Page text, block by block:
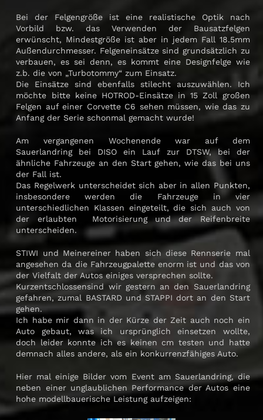
Bei der Felgengröße ist eine realistische Optik nach
Vorbild bzw. das Verwenden der Bausatzfelgen
erwünscht, Mindestgröße ist aber in jedem Fall 18.5mm
Außendurchmesser. Felgeneinsätze sind grundsätzlich zu
verbauen, es sei denn, es kommt eine Designfelge wie
z.b. die von „Turbotommy“ zum Einsatz.
Die Einsätze sind ebenfalls stilecht auszuwählen. Ich
möchte bitte keine HOTROD-Einsätze in 15 Zoll großen
Felgen auf einer Corvette C6 sehen müssen, wie das zu
Anfang der Serie schonmal gemacht wurde!
Am vergangenen Wochenende war auf dem
Sauerlandring bei DISO ein Lauf zur DTSW, bei der
ähnliche Fahrzeuge an den Start gehen, wie das bei uns
der Fall ist.
Das Regelwerk unterscheidet sich aber in allen Punkten,
insbesondere werden die Fahrzeuge in vier
unterschiedlichen Klassen eingeteilt, die sich auch von
der erlaubten Motorisierung und der Reifenbreite
unterscheiden.
STIWI und Meinereiner haben sich diese Rennserie mal
angesehen da die Fahrzeugpalette enorm ist und das von
der Vielfalt der Autos einiges versprechen sollte.
Kurzentschlossensind wir gestern an den Sauerlandring
gefahren, zumal BASTARD und STAPPI dort an den Start
gehen.
Ich habe mir dann in der Kürze der Zeit auch noch ein
Auto gebaut, was ich ursprünglich einsetzen wollte,
doch leider konnte ich es keinen cm testen und hatte
demnach alles andere, als ein konkurrenzfähiges Auto.
Hier mal einige Bilder vom Event am Sauerlandring, die
neben einer unglaublichen Performance der Autos eine
hohe modellbauerische Leistung aufzeigen: